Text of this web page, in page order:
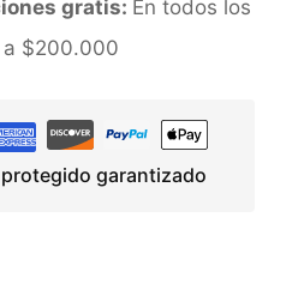
gratis: En todos los
a $200.000
garantizado